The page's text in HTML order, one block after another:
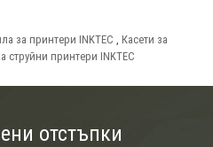
за принтери INKTEC
Касети за
струйни принтери INKTEC
отстъпки